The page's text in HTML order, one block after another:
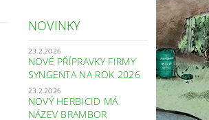
NOVINKY
23.2.2026
NOVÉ PŘÍPRAVKY FIRMY
SYNGENTA NA ROK 2026
23.2.2026
NOVÝ HERBICID MÁ
NÁZEV BRAMBOR